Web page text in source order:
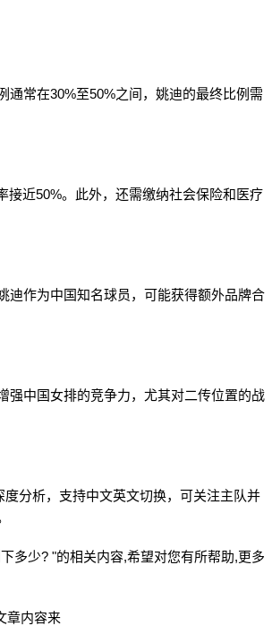
通常在30%至50%之间，姚迪的最终比例需
接近50%。此外，还需缴纳社会保险和医疗
迪作为中国知名球员，可能获得额外品牌合
强中国女排的竞争力，尤其对二传位置的战
分析，支持中文英文切换，可关注主队并
多少? "的相关内容,希望对您有所帮助,更多
章内容来